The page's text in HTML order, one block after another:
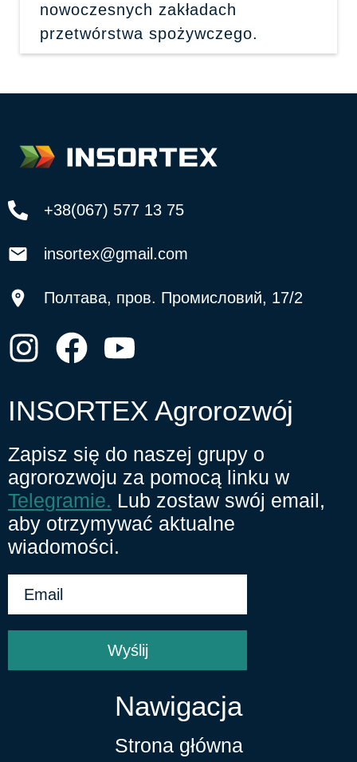
nowoczesnych zakładach
przetwórstwa spożywczego.
+38(067) 577 13 75
insortex@gmail.com
Полтава, пров. Промисловий, 17/2
INSORTEX Agrorozwój
Zapisz się do naszej grupy o
agrorozwoju za pomocą linku w
Telegramie. Lub zostaw swój email,
aby otrzymywać aktualne
wiadomości.
Wyślij
Nawigacja
Strona główna